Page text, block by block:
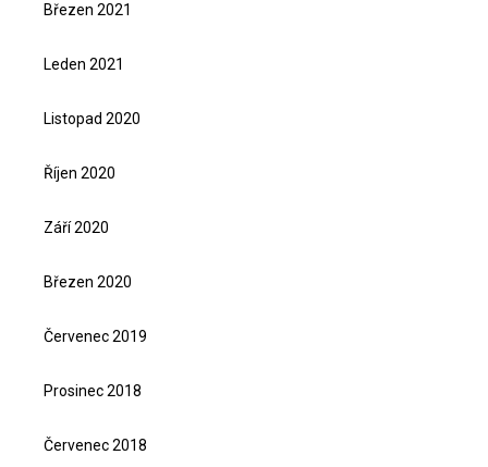
Březen 2021
Leden 2021
Listopad 2020
Říjen 2020
Září 2020
Březen 2020
Červenec 2019
Prosinec 2018
Červenec 2018